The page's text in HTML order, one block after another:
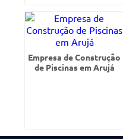
Empresa de Construção
de Piscinas em Arujá